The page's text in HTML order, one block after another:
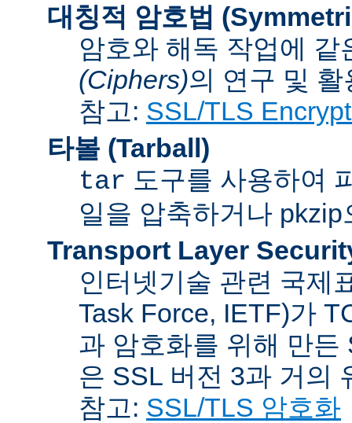
대칭적 암호법
암호와 해독 작업에
(Ciphers)의 연구 및 활
참고: SSL/TLS
타볼 (Tarball)
tar 도구를 사용하여
일을 압축하거나
Transport Layer
인터넷기술 관련 국제
Task Force, IETF)가
과 암호화를 위해 만
은 SSL 버전 3과 거의
참고: SSL/TLS 암호화